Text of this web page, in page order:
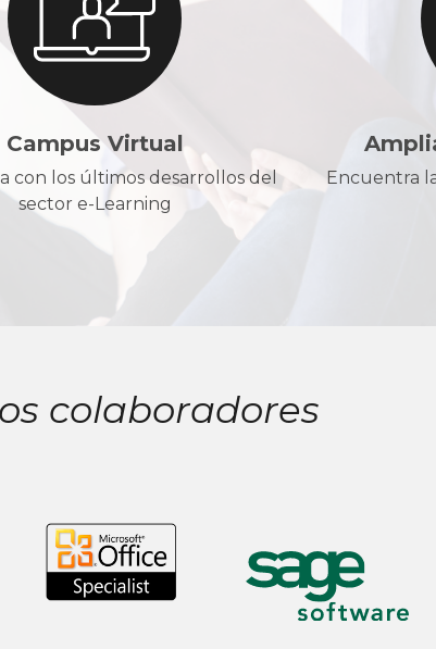
Campus Virtual
con los últimos desarrollos del
sector e-Learning
Encuentra
colaboradores